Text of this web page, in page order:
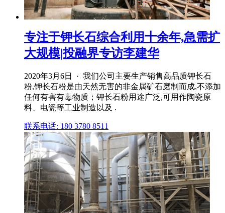
专注于钾长石综合利用十余年,急需扩
大规模|投融界专访李建华
2020年3月6日 · 我们公司主要生产销售高品质钾长石
粉,钾长石粉是由天然无害的非金属矿石磨制而成,不添加
任何有害有毒物质；钾长石粉用途广泛,可用作陶瓷原
料、电瓷等工业制造以及 .
联系电话: 180 3780 8511